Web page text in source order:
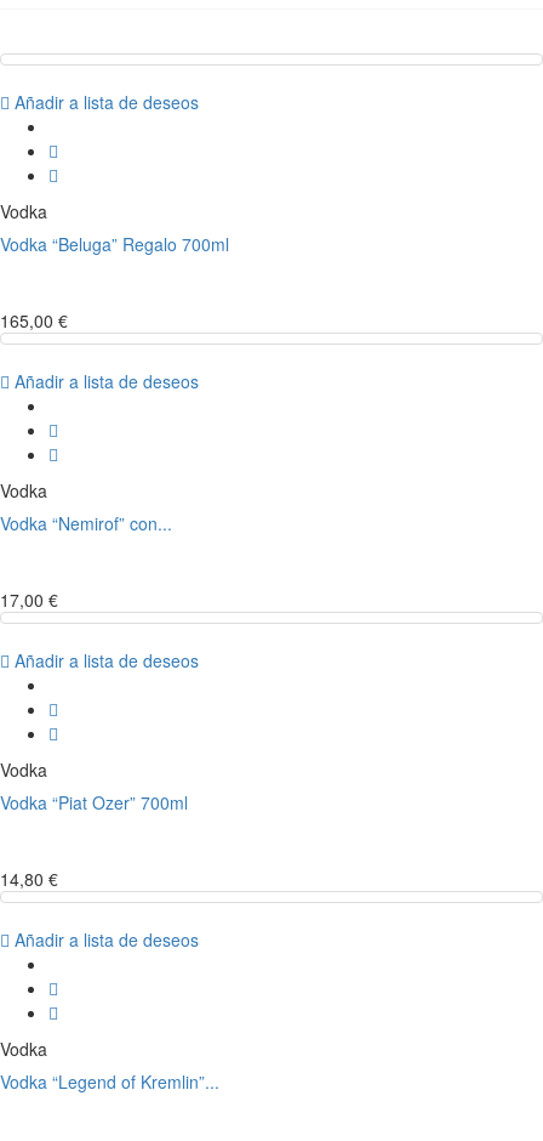
Añadir a lista de deseos
Vodka
Vodka “Beluga” Regalo 700ml
165,00 €
Añadir a lista de deseos
Vodka
Vodka “Nemirof” con...
17,00 €
Añadir a lista de deseos
Vodka
Vodka “Piat Ozer” 700ml
14,80 €
Añadir a lista de deseos
Vodka
Vodka “Legend of Kremlin”...